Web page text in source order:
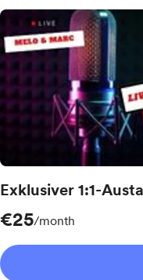
🌟 Gemeinsamer
unserer Reise – dafür
Exklusiver 1:1-
€25/month